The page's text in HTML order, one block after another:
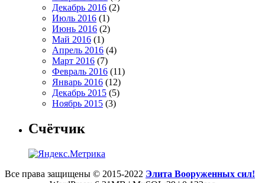
Декабрь 2016 (2)
Июль 2016 (1)
Июнь 2016 (2)
Май 2016 (1)
Апрель 2016 (4)
Март 2016 (7)
Февраль 2016 (11)
Январь 2016 (12)
Декабрь 2015 (5)
Ноябрь 2015 (3)
Счётчик
Все права защищены © 2015-2022 Элита Вооруженных сил!